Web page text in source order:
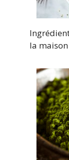
la maison